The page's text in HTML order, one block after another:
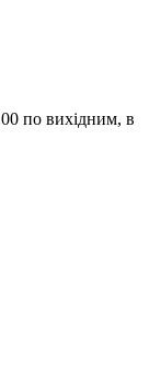
по вихідним, в